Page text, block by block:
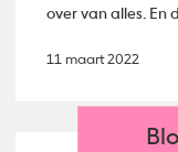
over van alles. En
11 maart 2022